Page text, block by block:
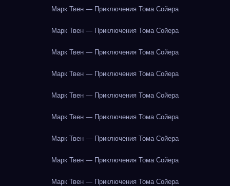
Марк Твен — Приключения Тома Сойера
Марк Твен — Приключения Тома Сойера
Марк Твен — Приключения Тома Сойера
Марк Твен — Приключения Тома Сойера
Марк Твен — Приключения Тома Сойера
Марк Твен — Приключения Тома Сойера
Марк Твен — Приключения Тома Сойера
Марк Твен — Приключения Тома Сойера
Марк Твен — Приключения Тома Сойера